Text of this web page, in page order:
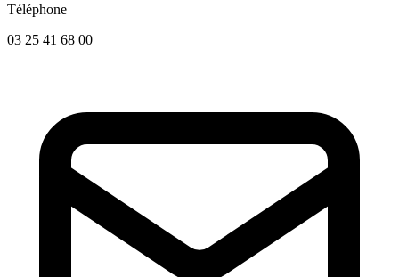
Téléphone
03 25 41 68 00